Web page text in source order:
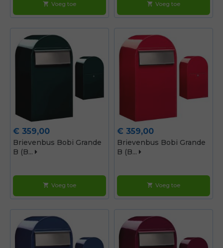
shopping_cart Voeg toe shopping_cart Voeg toe
Prijs
€ 359,00
Brievenbus Bobi Grande
B (b...
shopping_cart Voeg toe
Prijs
€ 359,00
Brievenbus Bobi Grande
B (b...
shopping_cart Voeg toe